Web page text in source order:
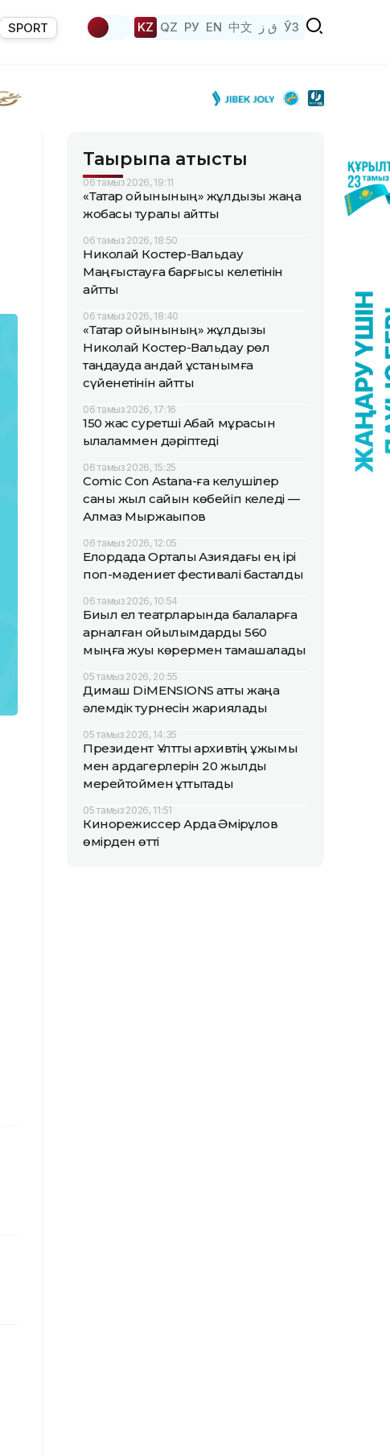
SPORT KZ QZ РУ EN 中文 ق ز ЎЗ
Тақырыпқа қатысты
06 тамыз 2026, 19:11
«Тақтар ойынының» жұлдызы жаңа
жобасы туралы айтты
06 тамыз 2026, 18:50
Николай Костер-Вальдау
Маңғыстауға барғысы келетінін
айтты
06 тамыз 2026, 18:40
«Тақтар ойынының» жұлдызы
Николай Костер-Вальдау рөл
таңдауда қандай ұстанымға
сүйенетінін айтты
06 тамыз 2026, 17:16
150 жас суретші Абай мұрасын
қылқаламмен дәріптеді
06 тамыз 2026, 15:25
Comic Con Astana-ға келушілер
саны жыл сайын көбейіп келеді —
Алмаз Мыржақыпов
06 тамыз 2026, 12:05
Елордада Орталық Азиядағы ең ірі
поп-мәдениет фестивалі басталды
06 тамыз 2026, 10:54
Биыл ел театрларында балаларға
арналған қойылымдарды 560
мыңға жуық көрермен тамашалады
05 тамыз 2026, 20:55
Димаш DiMENSIONS атты жаңа
әлемдік турнесін жариялады
05 тамыз 2026, 14:35
Президент Ұлттық архивтің ұжымы
мен ардагерлерін 20 жылдық
мерейтоймен құттықтады
05 тамыз 2026, 11:51
Кинорежиссер Ардақ Әмірқұлов
өмірден өтті